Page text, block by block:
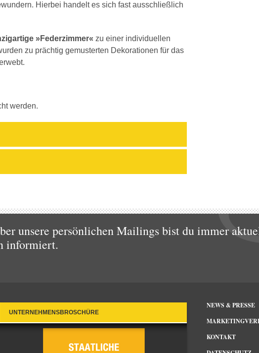
Hierbei handelt es sich fast ausschließlich
»Federzimmer« zu einer individuellen
zu prächtig gemusterten Dekorationen für das
werden.
unsere persönlichen Mailings bist du immer
informiert.
UNTERNEHMENSBROSCHÜRE
NEWS & PRESSE
KONTAKT